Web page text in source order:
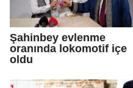
Şahinbey evlenme
oranında lokomotif içe
oldu